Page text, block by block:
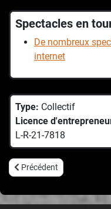
Spectacles en
De nombreux
internet
Type: Collectif
Licence
L-R-21-7818
Article précédent : Collectif
Précédent